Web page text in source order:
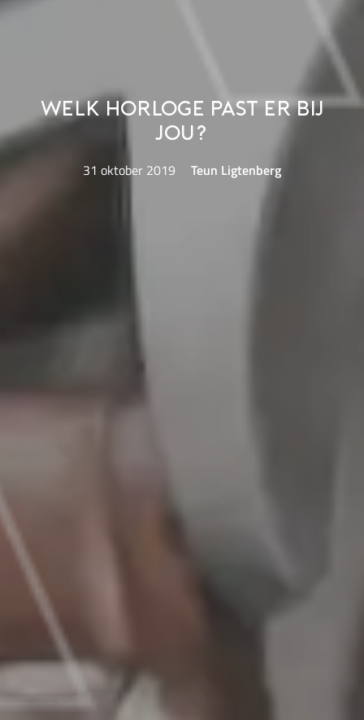
Welk horloge past er bij
jou?
31 oktober 2019 Teun Ligtenberg